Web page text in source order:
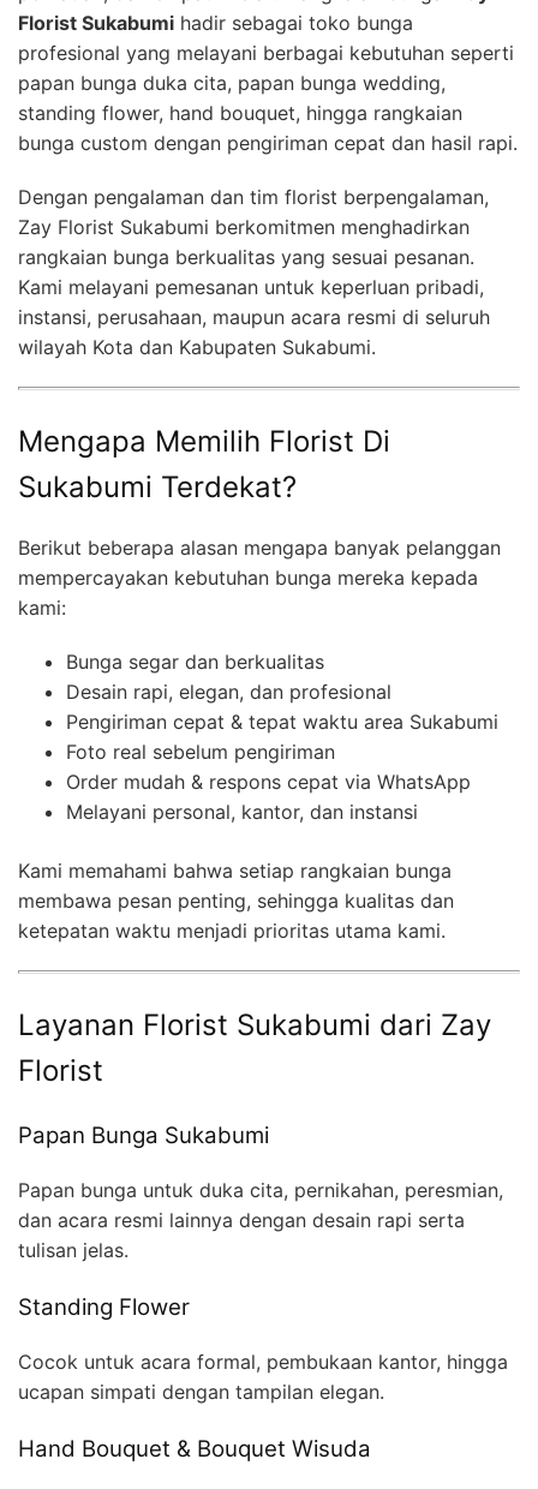
Florist Sukabumi hadir sebagai toko bunga
profesional yang melayani berbagai kebutuhan seperti
papan bunga duka cita, papan bunga wedding,
standing flower, hand bouquet, hingga rangkaian
bunga custom dengan pengiriman cepat dan hasil rapi.
Dengan pengalaman dan tim florist berpengalaman,
Zay Florist Sukabumi berkomitmen menghadirkan
rangkaian bunga berkualitas yang sesuai pesanan.
Kami melayani pemesanan untuk keperluan pribadi,
instansi, perusahaan, maupun acara resmi di seluruh
wilayah Kota dan Kabupaten Sukabumi.
Mengapa Memilih Florist Di
Sukabumi Terdekat?
Berikut beberapa alasan mengapa banyak pelanggan
mempercayakan kebutuhan bunga mereka kepada
kami:
Bunga segar dan berkualitas
Desain rapi, elegan, dan profesional
Pengiriman cepat & tepat waktu area Sukabumi
Foto real sebelum pengiriman
Order mudah & respons cepat via WhatsApp
Melayani personal, kantor, dan instansi
Kami memahami bahwa setiap rangkaian bunga
membawa pesan penting, sehingga kualitas dan
ketepatan waktu menjadi prioritas utama kami.
Layanan Florist Sukabumi dari Zay
Florist
Papan Bunga Sukabumi
Papan bunga untuk duka cita, pernikahan, peresmian,
dan acara resmi lainnya dengan desain rapi serta
tulisan jelas.
Standing Flower
Cocok untuk acara formal, pembukaan kantor, hingga
ucapan simpati dengan tampilan elegan.
Hand Bouquet & Bouquet Wisuda